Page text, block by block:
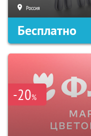
Россия
Бесплатно
-20%